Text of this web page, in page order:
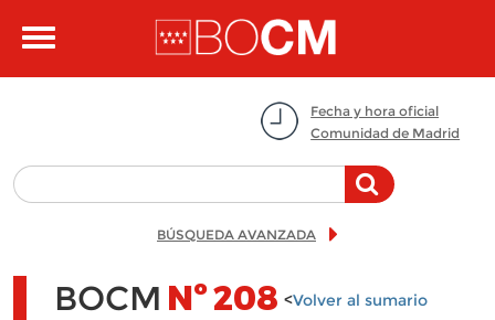
Toggle
Fecha y hora oficial
Comunidad de Madrid
BÚSQUEDA AVANZADA
BOCM Nº208 <Volver al sumario